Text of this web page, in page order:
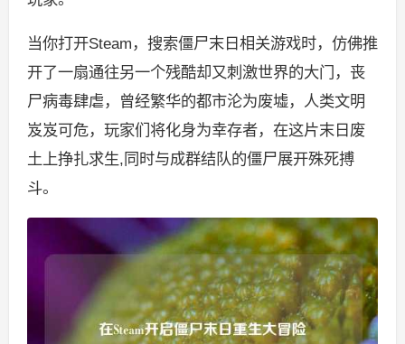
当你打开Steam，搜索僵尸末日相关游戏时，仿佛推
开了一扇通往另一个残酷却又刺激世界的大门，丧
尸病毒肆虐，曾经繁华的都市沦为废墟，人类文明
岌岌可危，玩家们将化身为幸存者，在这片末日废
土上挣扎求生,同时与成群结队的僵尸展开殊死搏
斗。